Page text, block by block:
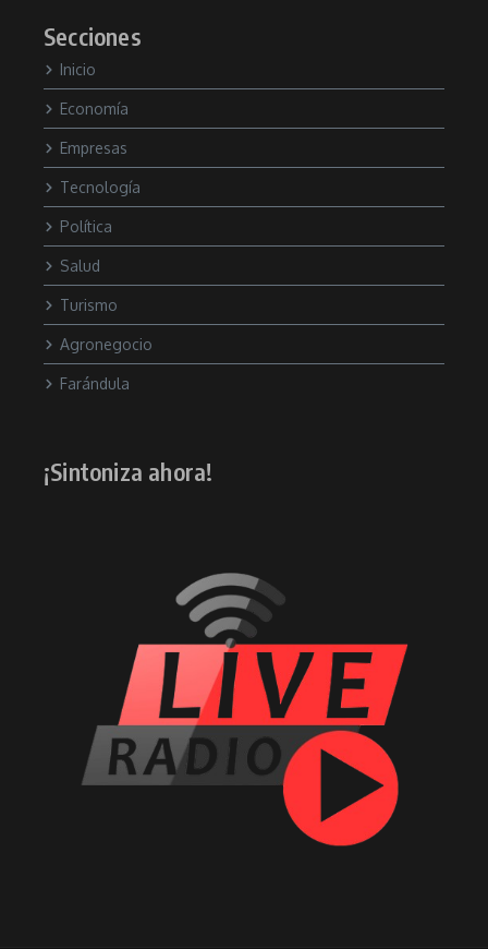
Secciones
Inicio
Economía
Empresas
Tecnología
Política
Salud
Turismo
Agronegocio
Farándula
¡Sintoniza ahora!